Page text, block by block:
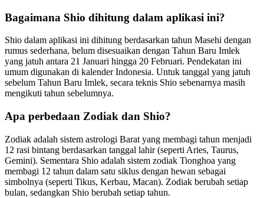
Bagaimana Shio dihitung dalam aplikasi ini?
Shio dalam aplikasi ini dihitung berdasarkan tahun Masehi dengan
rumus sederhana, belum disesuaikan dengan Tahun Baru Imlek
yang jatuh antara 21 Januari hingga 20 Februari. Pendekatan ini
umum digunakan di kalender Indonesia. Untuk tanggal yang jatuh
sebelum Tahun Baru Imlek, secara teknis Shio sebenarnya masih
mengikuti tahun sebelumnya.
Apa perbedaan Zodiak dan Shio?
Zodiak adalah sistem astrologi Barat yang membagi tahun menjadi
12 rasi bintang berdasarkan tanggal lahir (seperti Aries, Taurus,
Gemini). Sementara Shio adalah sistem zodiak Tionghoa yang
membagi 12 tahun dalam satu siklus dengan hewan sebagai
simbolnya (seperti Tikus, Kerbau, Macan). Zodiak berubah setiap
bulan, sedangkan Shio berubah setiap tahun.